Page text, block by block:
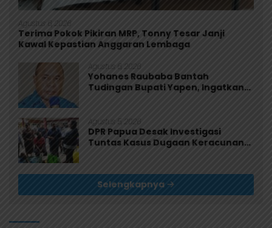
Agustus 6, 2026
Terima Pokok Pikiran MRP, Tonny Tesar Janji
Kawal Kepastian Anggaran Lembaga
Agustus 6, 2026
Yohanes Raubaba Bantah
Tudingan Bupati Yapen, Ingatkan
Agustus 5, 2026
DPR Papua Desak Investigasi
Tuntas Kasus Dugaan Keracunan
Selengkapnya